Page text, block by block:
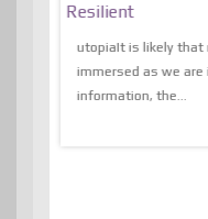
Resilient
utopiaIt is likely that
immersed as we
information, the...